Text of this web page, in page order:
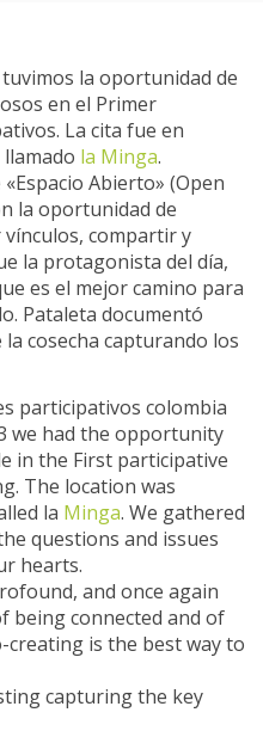
la oportunidad de
en el Primer
La cita fue en
la Minga.
Abierto» (Open
la oportunidad de
compartir y
la protagonista del día,
es el mejor camino para
Pataleta documentó
cosecha capturando los
we had the opportunity
in the First participative
The location was
la Minga. We gathered
questions and issues
hearts.
and once again
being connected and of
is the best way to
capturing the key